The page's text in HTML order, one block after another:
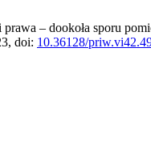
– dookoła sporu
doi: 10.36128/